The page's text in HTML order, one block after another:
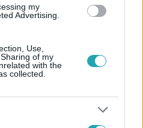
my
Advertising.
Use,
of my
with the
collected.